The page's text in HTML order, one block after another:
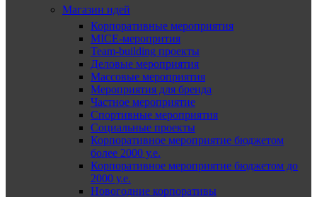
Магазин идей
Корпоративные мероприятия
MICE-меропрития
Team-building проекты
Деловые мероприятия
Массовые мероприятия
Мероприятия для бренда
Частное мероприятие
Спортивные мероприятия
Социальные проекты
Корпоративное мероприятие бюджетом
более 2000 у.е.
Корпоративное мероприятие бюджетом до
2000 у.е.
Новогодние корпоративы